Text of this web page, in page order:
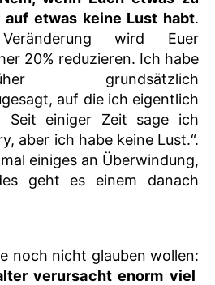
etwas keine Lust habt.
wird Euer
20% reduzieren. Ich habe
grundsätzlich
auf die ich eigentlich
Seit einiger Zeit sage ich
aber ich habe keine Lust.“.
einiges an Überwindung,
geht es einem danach
noch nicht glauben wollen:
verursacht enorm viel